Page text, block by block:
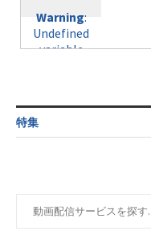
formats/format-
taxmagazine.php
on line43
variable
$post_id in
child/post-
formats/format-
taxmagazine.php
child/post-
formats/format-
taxmagazine.php
Undefined
variable
child/post-
Warning:
Undefined
variable
content/themes/
child/post-
Warning:
特集